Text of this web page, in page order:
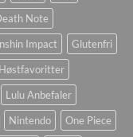
Note
Impact
Glutenfri
Høstfavoritter
Lulu Anbefaler
Nintendo
One Piece